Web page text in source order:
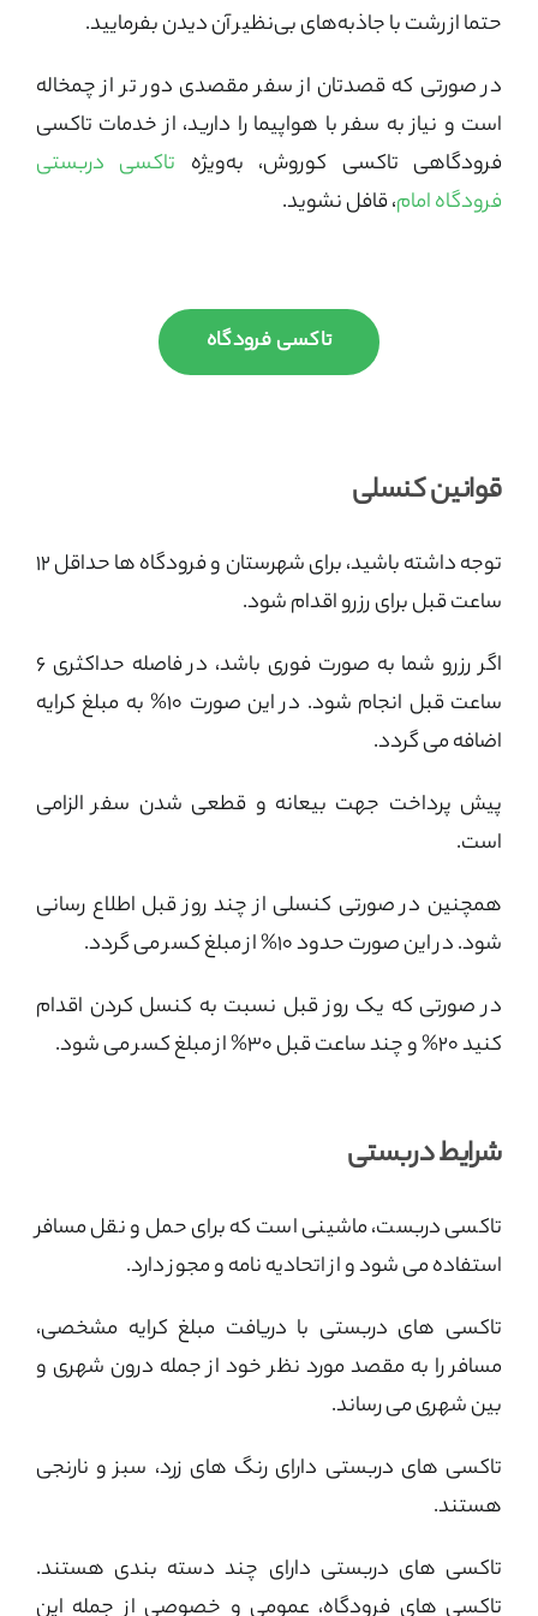
حتما از رشت با جاذبه‌های بی‌نظیر آن دیدن بفرمایید.
در صورتی که قصدتان از سفر مقصدی دور تر از چمخاله
است و نیاز به سفر با هواپیما را دارید، از خدمات تاکسی
فرودگاهی تاکسی کوروش، به‌ویژه تاکسی دربستی
فرودگاه امام، قافل نشوید.
تاکسی فرودگاه
قوانین کنسلی
توجه داشته باشید، برای شهرستان و فرودگاه ها حداقل ۱۲
ساعت قبل برای رزرو اقدام شود.
اگر رزرو شما به صورت فوری باشد، در فاصله حداکثری ۶
ساعت قبل انجام شود. در این صورت ۱۰% به مبلغ کرایه
اضافه می گردد.
پیش پرداخت جهت بیعانه و قطعی شدن سفر الزامی
است.
همچنین در صورتی کنسلی از چند روز قبل اطلاع رسانی
شود. در این صورت حدود 10% از مبلغ کسر می گردد.
در صورتی که یک روز قبل نسبت به کنسل کردن اقدام
کنید 20% و چند ساعت قبل 30% از مبلغ کسر می شود.
شرایط دربستی
تاکسی دربست، ماشینی است که برای حمل و نقل مسافر
استفاده می شود و از اتحادیه نامه و مجوز دارد.
تاکسی های دربستی با دریافت مبلغ کرایه مشخصی،
مسافر را به مقصد مورد نظر خود از جمله درون شهری و
بین شهری می رساند.
تاکسی های دربستی دارای رنگ های زرد، سبز و نارنجی
هستند.
تاکسی های دربستی دارای چند دسته بندی هستند.
تاکسی های فرودگاه، عمومی و خصوصی از جمله این